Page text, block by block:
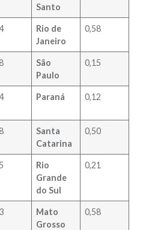
Santo
Rio de
Janeiro
0,58
São
Paulo
0,15
Paraná 0,12
Santa
Catarina
0,50
Rio
Grande
do Sul
0,21
Mato
Grosso
0,58